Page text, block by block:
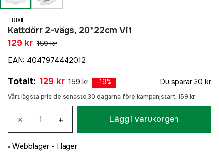
TRIXIE
Kattdörr 2-vägs, 20*22cm Vit
129 kr 159 kr
EAN: 4047974442012
Totalt: 129 kr 159 kr -19% Du sparar 30 kr
Vårt lägsta pris de senaste 30 dagarna före kampanjstart: 159 kr
× + Lägg i varukorgen
Webblager - I lager